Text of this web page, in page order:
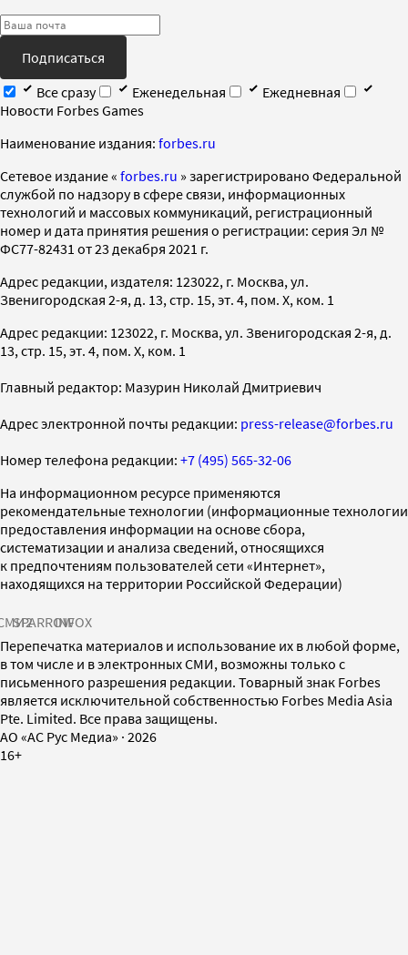
Подписаться
Все сразу
Еженедельная
Ежедневная
Новости Forbes Games
Наименование издания: forbes.ru
Cетевое издание « forbes.ru » зарегистрировано Федеральной
службой по надзору в сфере связи, информационных
технологий и массовых коммуникаций, регистрационный
номер и дата принятия решения о регистрации: серия Эл №
ФС77-82431 от 23 декабря 2021 г.
Адрес редакции, издателя: 123022, г. Москва, ул.
Звенигородская 2-я, д. 13, стр. 15, эт. 4, пом. X, ком. 1
Адрес редакции: 123022, г. Москва, ул. Звенигородская 2-я, д.
13, стр. 15, эт. 4, пом. X, ком. 1
Главный редактор: Мазурин Николай Дмитриевич
Адрес электронной почты редакции: press-release@forbes.ru
Номер телефона редакции: +7 (495) 565-32-06
На информационном ресурсе применяются
рекомендательные технологии (информационные технологии
предоставления информации на основе сбора,
систематизации и анализа сведений, относящихся
к предпочтениям пользователей сети «Интернет»,
находящихся на территории Российской Федерации)
SPARROWINFOX
Перепечатка материалов и использование их в любой форме,
в том числе и в электронных СМИ, возможны только с
письменного разрешения редакции. Товарный знак Forbes
является исключительной собственностью Forbes Media Asia
Pte. Limited. Все права защищены.
AO «АС Рус Медиа» · 2026
16+